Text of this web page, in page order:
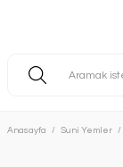
Anasayfa Suni Yemler